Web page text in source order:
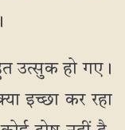
उत्सुक हो गए।
इच्छा कर रहा